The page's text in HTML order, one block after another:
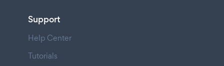
Support
Help Center
Tutorials